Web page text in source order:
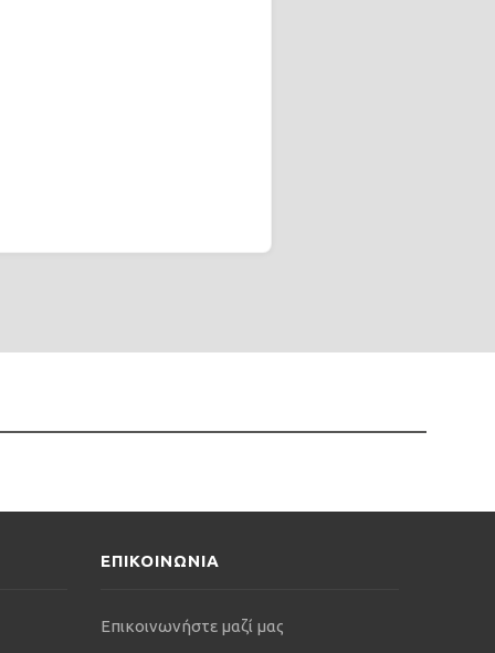
ΕΠΙΚΟΙΝΩΝΙΑ
Επικοινωνήστε μαζί μας